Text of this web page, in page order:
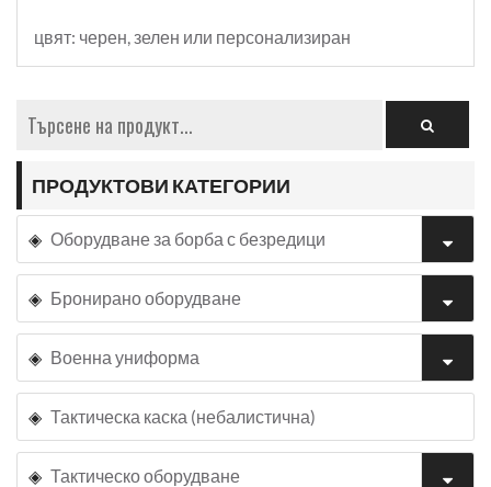
цвят: черен, зелен или персонализиран
ПРОДУКТОВИ КАТЕГОРИИ
Оборудване за борба с безредици
Бронирано оборудване
Военна униформа
Тактическа каска (небалистична)
Тактическо оборудване